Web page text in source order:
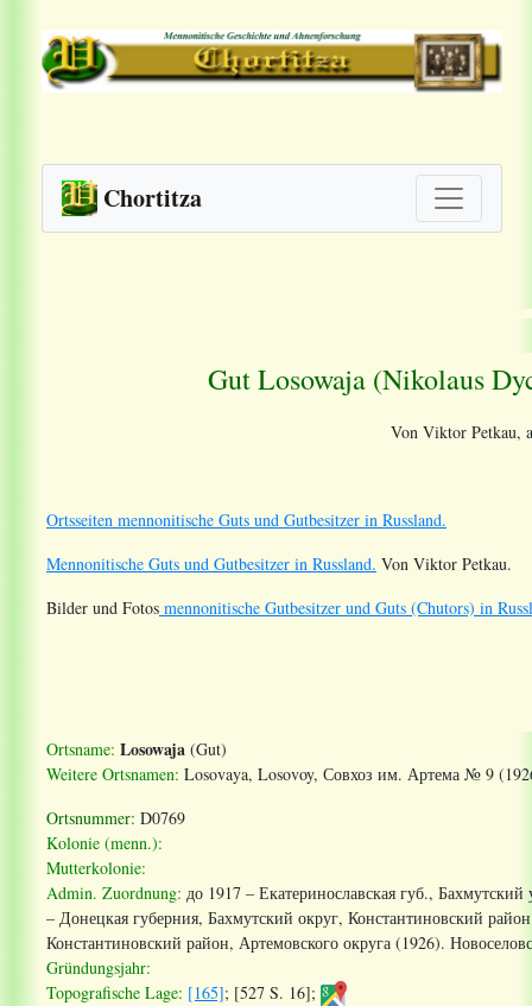
Chortitza
Gut Losowaja (Nikolaus
Von Viktor Petkau,
Ortsseiten mennonitische Guts und Gutbesitzer in Russland.
Mennonitische Guts und Gutbesitzer in Russland. Von Viktor Petkau.
Bilder und Fotos mennonitische Gutbesitzer und Guts (Chutors) in
Ortsname: Losowaja (Gut)
Weitere Ortsnamen: Losovaya, Losovoy, Совхоз им. Артема № 9
Ortsnummer: D0769
Kolonie (menn.):
Mutterkolonie:
Admin. Zuordnung: до 1917 – Екатеринославская губ., Бахмутский
– Донецкая губерния, Бахмутский округ, Константиновский район
Константиновский район, Артемовского округа (1926).
Gründungsjahr:
Topografische Lage: [165]; [527 S. 16];